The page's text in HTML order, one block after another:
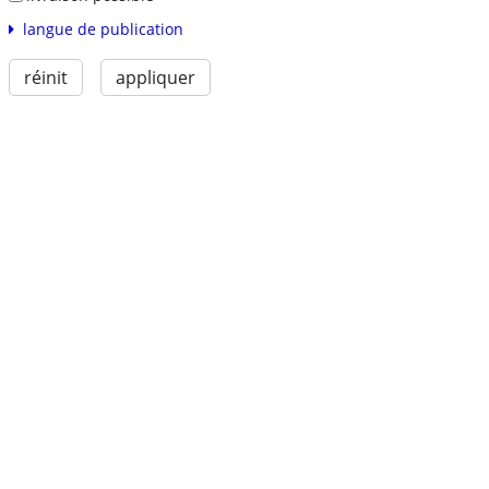
langue de publication
réinit appliquer